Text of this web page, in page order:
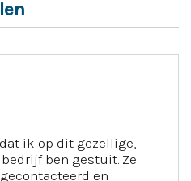
ik op dit gezellige,
ben gestuit. Ze
en